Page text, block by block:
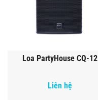
Loa PartyHouse CQ-12
Liên hệ